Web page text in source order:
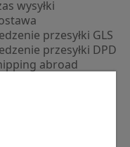
wysyłki
przesyłki GLS
przesyłki DPD
abroad